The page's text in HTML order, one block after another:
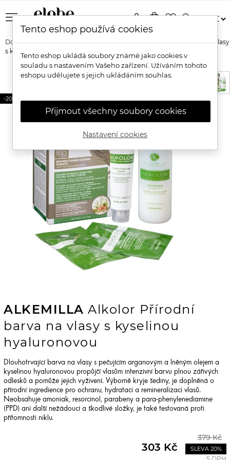
menu shopping_bagfavorite_bordersearch
person
Domů Značky Alkemilla
Alkemilla Alkolor Přírodní barva na vlasy
s kyselinou hyaluronovou
-20%
ALKEMILLA Alkolor Přírodní
barva na vlasy s kyselinou
hyaluronovou
Dlouhotrvající barva na vlasy s pečujícím arganovým a lněným olejem a
kyselinou hyaluronovou propůjčí vlasům intenzivní barvu plnou zářivých
odlesků a pomůže jejich vyživení. Výborně kryje šediny, je doplněná o
přírodní ingredience pro ochranu, hydrataci a remineralizaci vlasů.
Neobsahuje amoniak, resorcinol, parabeny a para-phenylenediamine
(PPD) ani další nežádoucí a škodlivé složky, je také testovaná proti
přítomnosti niklu.
379 Kč
303 Kč SLEVA 20%
Tento eshop používá cookies
Tento eshop ukládá soubory známé jako cookies v
souladu s nastavením Vašeho zařízení. Užíváním tohoto
eshopu udělujete s jejich ukládáním souhlas.
Přijmout všechny soubory cookies
Nastavení cookies